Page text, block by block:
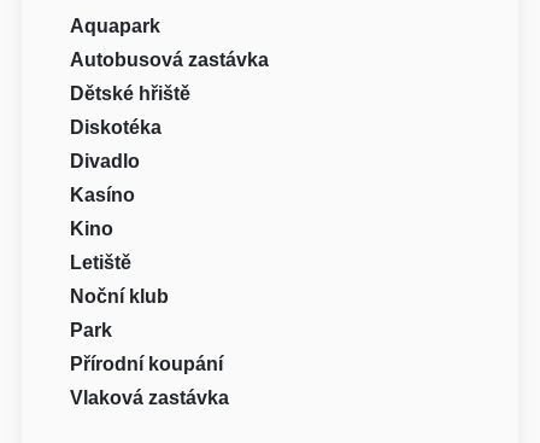
Aquapark
Autobusová zastávka
Dětské hřiště
Diskotéka
Divadlo
Kasíno
Kino
Letiště
Noční klub
Park
Přírodní koupání
Vlaková zastávka